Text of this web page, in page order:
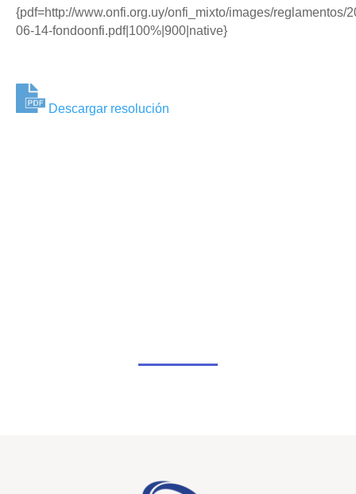
{pdf=http://www.onfi.org.uy/onfi_mixto/images/reglamentos/
06-14-fondoonfi.pdf|100%|900|native}
Descargar resolución